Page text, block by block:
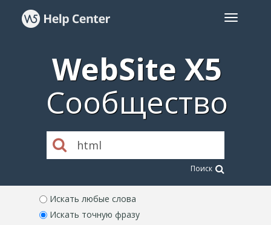
WebSite X5
Сообщество
Поиск
Искать любые слова
Искать точную фразу